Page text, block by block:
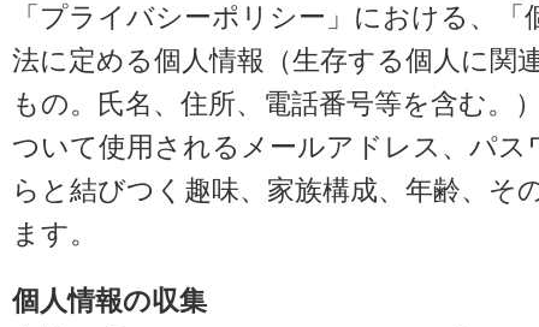
「プライバシーポリシー」における、
法に定める個人情報（生存する個人に関
もの。氏名、住所、電話番号等を含む。
ついて使用されるメールアドレス、パ
らと結びつく趣味、家族構成、年齢、そ
ます。
個人情報の収集